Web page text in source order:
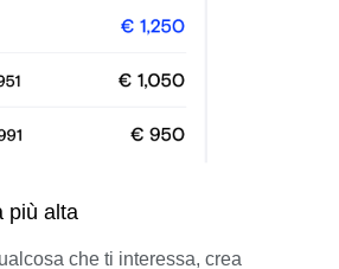
più alta
che ti interessa, crea